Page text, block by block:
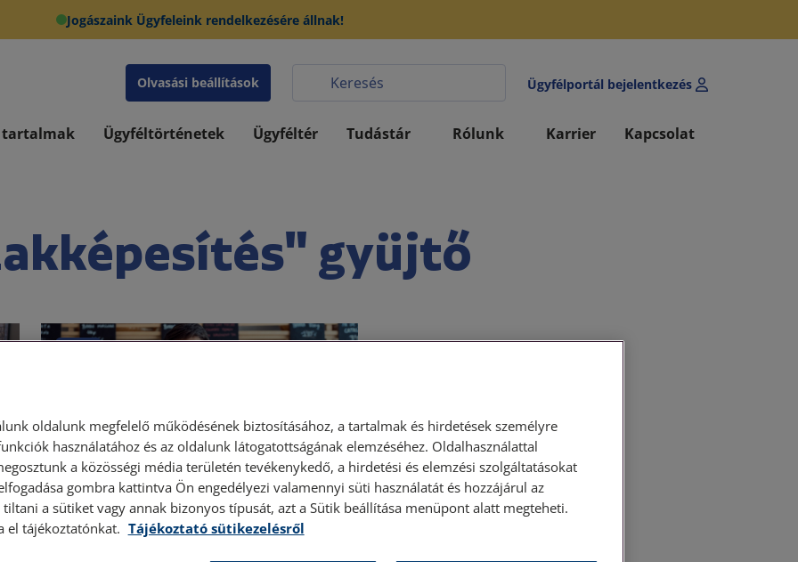
Jogászaink Ügyfeleink rendelkezésére állnak!
Olvasási beállítások Ügyfélportál bejelentkezés
tartalmak Ügyféltörténetek Ügyféltér Tudástár Rólunk Karrier Kapcsolat
gyüjtő
2023. augusztus 1. • LegitiMoadmin
ügyfélfogadás
oldalunk megfelelő működésének biztosításához, a tartalmak és hirdetések személyre
használatához és az oldalunk látogatottságának elemzéséhez. Oldalhasználattal
a közösségi média területén tevékenykedő, a hirdetési és elemzési szolgáltatásokat
gombra kattintva Ön engedélyezi valamennyi süti használatát és hozzájárul az
tiltani a sütiket vagy annak bizonyos típusát, azt a Sütik beállítása menüpont alatt megteheti.
el tájékoztatónkat. Tájékoztató sütikezelésről